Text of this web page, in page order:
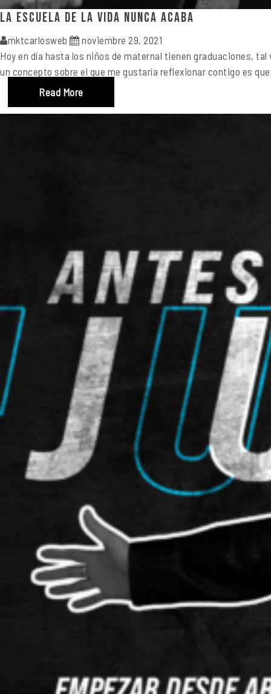
La Escuela de la Vida nunca acaba
mktcarlosweb
noviembre 29, 2021
Hoy en día hasta los niños de maternal tienen graduaciones,
un concepto sobre el que me gustaría reflexionar contigo es
Read More